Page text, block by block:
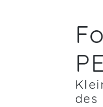
des